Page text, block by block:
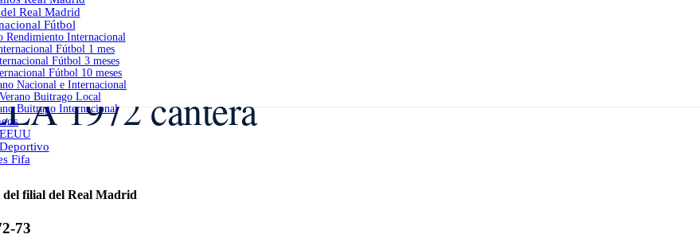
Real Madrid
Fútbol
Rendimiento Internacional
Fútbol 1 mes
Fútbol 3 meses
Fútbol 10 meses
Nacional e Internacional
Buitrago Local
Buitrago Internacional
Fifa
1972 cantera
del filial del Real Madrid
73